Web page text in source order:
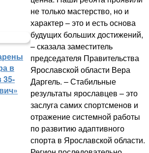
в
35-
не только мастерство, но и
характер – это и есть основа
будущих больших достижений,
– сказала заместитель
председателя Правительства
Ярославской области Вера
Даргель. – Стабильные
результаты ярославцев – это
заслуга самих спортсменов и
отражение системной работы
по развитию адаптивного
спорта в Ярославской области.